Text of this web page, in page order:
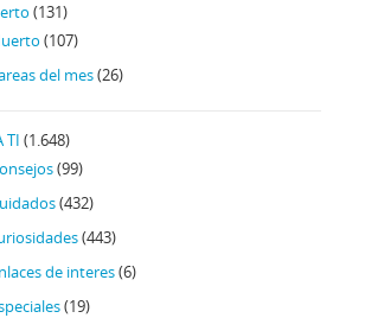
(131)
(107)
del mes(26)
TI (1.648)
(99)
(432)
(443)
de interes(6)
(19)